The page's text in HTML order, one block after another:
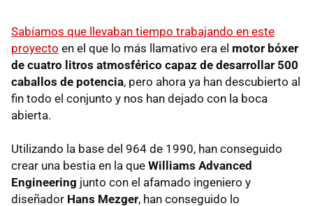
Sabíamos que llevaban tiempo trabajando en este
proyecto en el que lo más llamativo era el motor bóxer
de cuatro litros atmosférico capaz de desarrollar 500
caballos de potencia, pero ahora ya han descubierto al
fin todo el conjunto y nos han dejado con la boca
abierta.
Utilizando la base del 964 de 1990, han conseguido
crear una bestia en la que Williams Advanced
Engineering junto con el afamado ingeniero y
diseñador Hans Mezger, han conseguido lo